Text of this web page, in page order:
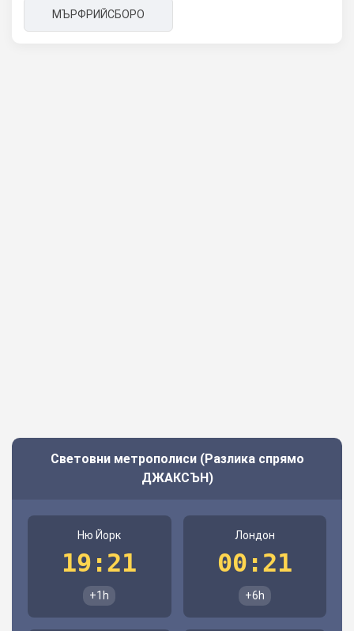
МЪРФРИЙСБОРО
Световни метрополиси (Разлика спрямо
ДЖАКСЪН)
Ню Йорк
19:21
+1h
Лондон
00:21
+6h